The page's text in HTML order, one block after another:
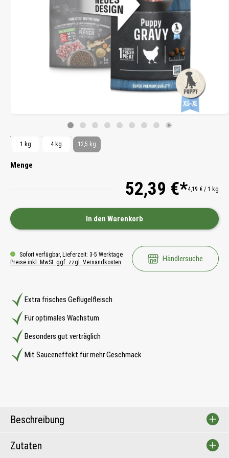
Extra frisches Geflügelfleisch
Für optimales Wachstum
Besonders gut verträglich
Mit Sauceneffekt für mehr Geschmack
1 kg 4 kg 12,5 kg
Menge
52,39 €*4,19 € / 1 kg
In den Warenkorb
Sofort verfügbar, Lieferzeit: 3-5 Werktage
Preise inkl. MwSt. ggf. zzgl. Versandkosten
Händlersuche
Beschreibung
Zutaten